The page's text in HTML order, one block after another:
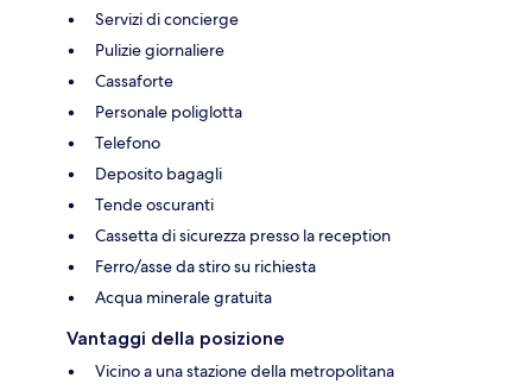
Servizi di concierge
Pulizie giornaliere
Cassaforte
Personale poliglotta
Telefono
Deposito bagagli
Tende oscuranti
Cassetta di sicurezza presso la reception
Ferro/asse da stiro su richiesta
Acqua minerale gratuita
Vantaggi della posizione
Vicino a una stazione della metropolitana